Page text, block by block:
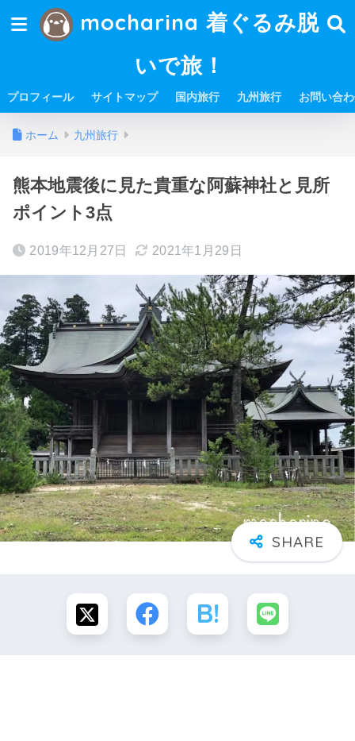
mocharina 着ぐるみ脱
いで旅！
プロフィール サイトマップ 国内旅行 九州旅行 お問い合
ホーム 九州旅行
熊本地震後に見た貴重な阿蘇神社と見所
ポイント3点
2019年12月27日 2021年1月29日